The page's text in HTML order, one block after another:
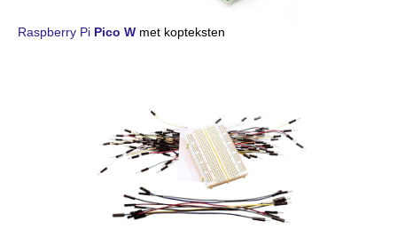
Raspberry Pi Pico W met kopteksten